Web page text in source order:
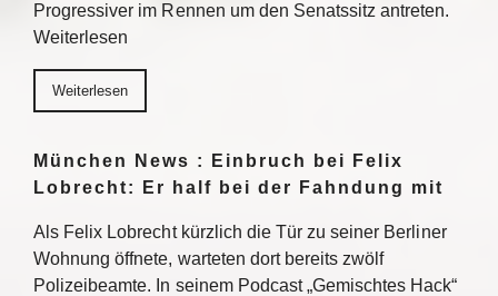
Progressiver im Rennen um den Senatssitz antreten.
Weiterlesen
Weiterlesen
München News : Einbruch bei Felix
Lobrecht: Er half bei der Fahndung mit
Als Felix Lobrecht kürzlich die Tür zu seiner Berliner
Wohnung öffnete, warteten dort bereits zwölf
Polizeibeamte. In seinem Podcast „Gemischtes Hack“